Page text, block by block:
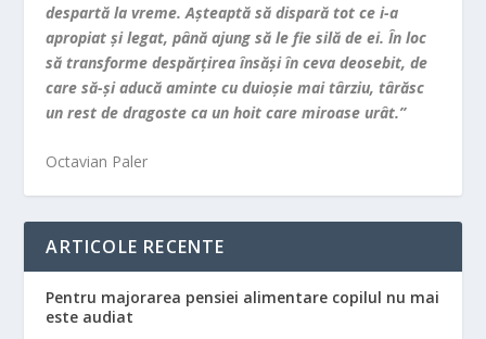
despartă la vreme. Aşteaptă să dispară tot ce i-a
apropiat şi legat, până ajung să le fie silă de ei. În loc
să transforme despărţirea însăşi în ceva deosebit, de
care să-şi aducă aminte cu duioşie mai târziu, târăsc
un rest de dragoste ca un hoit care miroase urât.”
Octavian Paler
ARTICOLE RECENTE
Pentru majorarea pensiei alimentare copilul nu mai
este audiat